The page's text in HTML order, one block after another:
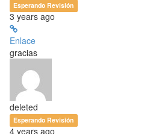
Esperando Revisión
3 years ago
Enlace
gracias
deleted
Esperando Revisión
4 years ago